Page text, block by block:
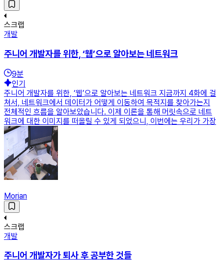
스크랩
개발
주니어 개발자를 위한, ‘웹’으로 알아보는 네트워크
9분
인기
주니어 개발자를 위한, ‘웹’으로 알아보는 네트워크 지금까지 4화에 걸
쳐서, 네트워크에서 데이터가 어떻게 이동하여 목적지를 찾아가는지
전체적인 흐름을 알아보았습니다. 이제 이론을 통해 머릿속으로 네트
워크에 대한 이미지를 떠올릴 수 있게 되었으니, 이번에는 우리가 가장
Morian
스크랩
개발
주니어 개발자가 퇴사 후 공부한 것들